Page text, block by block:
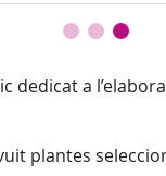
a
plantes